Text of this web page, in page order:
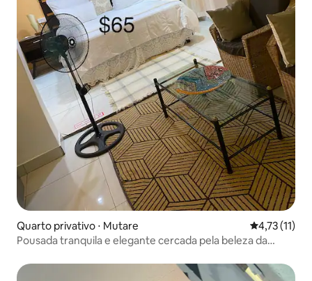
Quarto privativo ⋅ Mutare 4,73 de uma
4,73 (11)
Pousada tranquila e elegante cercada pela beleza da